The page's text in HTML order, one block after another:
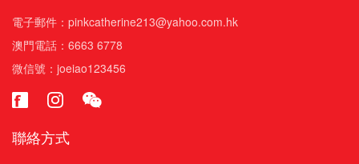
電子郵件：pinkcatherine213@yahoo.com.hk
澳門電話：6663 6778
微信號：joeiao123456
聯絡方式